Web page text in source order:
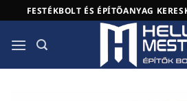
to
content
FESTÉKBOLT ÉS ÉPÍTŐANYAG